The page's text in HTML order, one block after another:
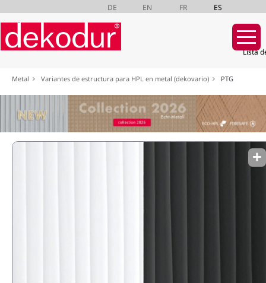
DE EN FR ES
Lista
navegación
Metal Variantes de estructura para HPL en metal (dekovario) PTG